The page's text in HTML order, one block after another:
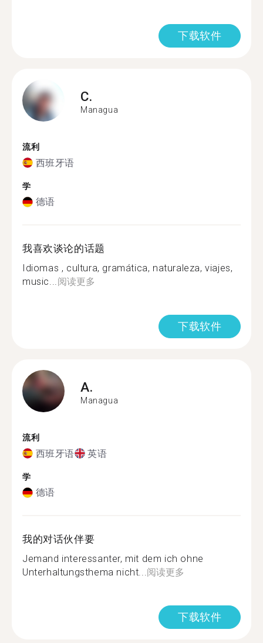
下载软件
C.
Managua
流利
西班牙语
学
德语
我喜欢谈论的话题
Idiomas , cultura, gramática, naturaleza, viajes,
music...阅读更多
下载软件
A.
Managua
流利
西班牙语 英语
学
德语
我的对话伙伴要
Jemand interessanter, mit dem ich ohne
Unterhaltungsthema nicht...阅读更多
下载软件